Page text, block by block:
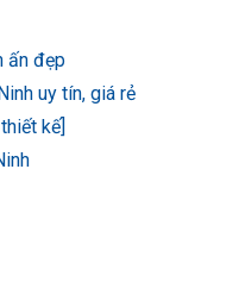
ấn đẹp
uy tín, giá rẻ
kế]